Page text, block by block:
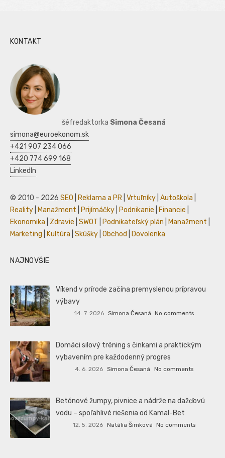
KONTAKT
šéfredaktorka Simona Česaná
simona@euroekonom.sk
+421 907 234 066
+420 774 699 168
LinkedIn
© 2010 - 2026 SEO Reklama a PR Vrtuľníky Autoškola
Reality
Manažment Prijímáčky Podnikanie Financie
Ekonomika
Zdravie SWOT Podnikateľský plán Manažment
Marketing
Kultúra Skúšky Obchod Dovolenka
NAJNOVŠIE
Víkend v prírode začína premyslenou prípravou
výbavy
14. 7. 2026 Simona Česaná No comments
Domáci silový tréning s činkami a praktickým
vybavením pre každodenný progres
4. 6. 2026 Simona Česaná No comments
Betónové žumpy, pivnice a nádrže na dažďovú
vodu – spoľahlivé riešenia od Kamal-Bet
12. 5. 2026 Natália Šimková No comments